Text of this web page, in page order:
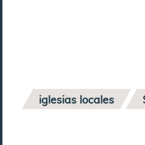
iglesias locales